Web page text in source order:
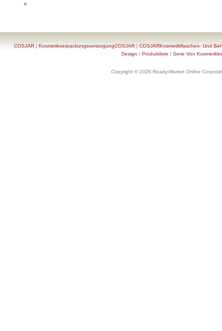
COSJAR |KosmetikverpackungsversorgungCOSJAR |COSJARKosmetikflaschen- Und
Design | Produktliste | Serie Von
Copyright © 2026 Ready-Market Online